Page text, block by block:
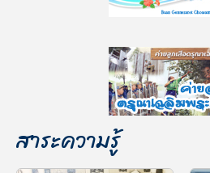
สาระความรู้